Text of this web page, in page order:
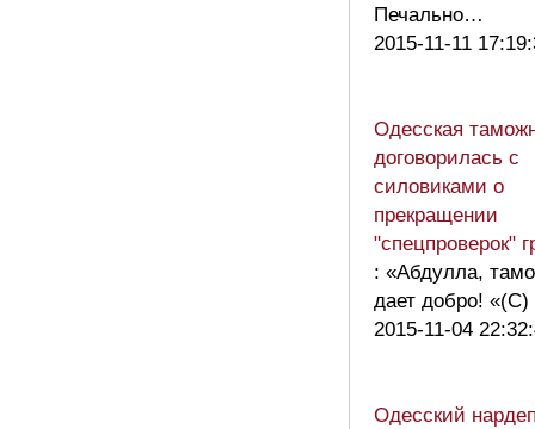
Печально…
2015-11-11
Одесская
договорилась с
силовиками о
прекращении
"спецпроверок"
: «Абдулла,
дает добро! «(С)
2015-11-04
Одесский